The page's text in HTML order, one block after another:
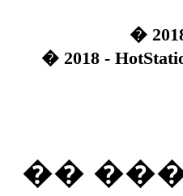
�
� 2018 -
��